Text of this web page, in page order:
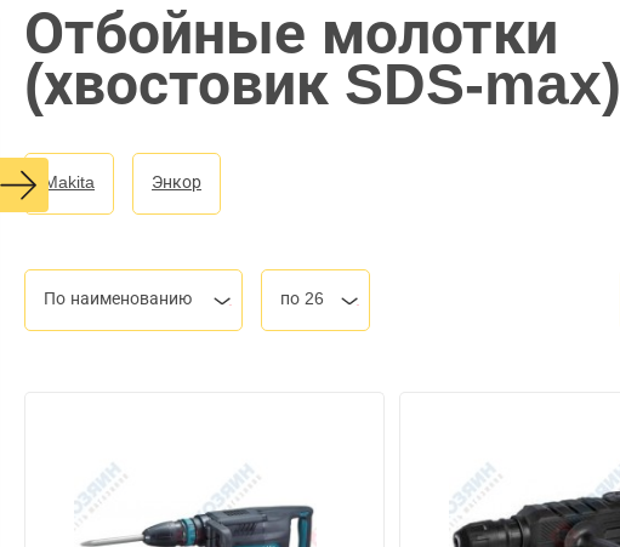
Отбойные молотки
(хвостовик SDS-max)
Makita Энкор
По наименованию по 26